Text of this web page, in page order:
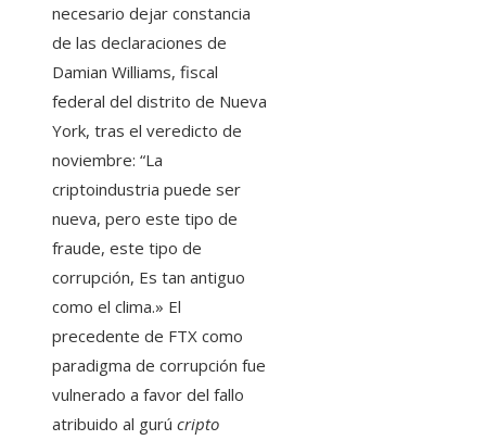
necesario dejar constancia
de las declaraciones de
Damian Williams, fiscal
federal del distrito de Nueva
York, tras el veredicto de
noviembre: “La
criptoindustria puede ser
nueva, pero este tipo de
fraude, este tipo de
corrupción, Es tan antiguo
como el clima.» El
precedente de FTX como
paradigma de corrupción fue
vulnerado a favor del fallo
atribuido al gurú cripto